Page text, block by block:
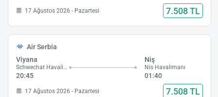
17 Ağustos 2026 - Pazartesi 7.508 TL
Air Serbia
Viyana
Schwechat Havalimanı
20:45
Niş
Nis Havalimanı
01:40
17 Ağustos 2026 - Pazartesi 7.508 TL